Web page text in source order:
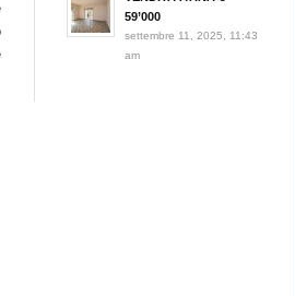
59’000
settembre 11, 2025, 11:43
am